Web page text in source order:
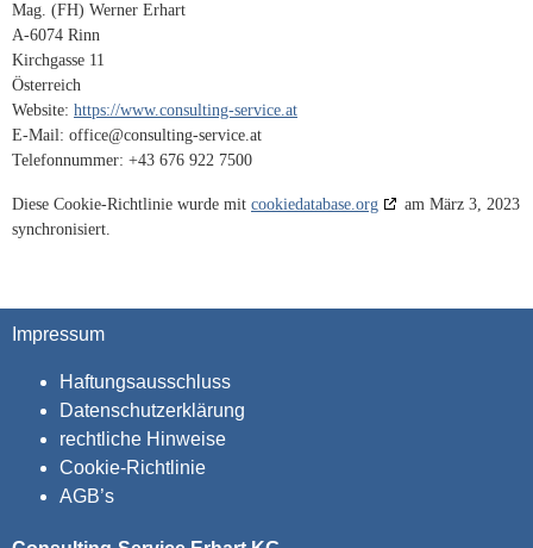
Mag. (FH) Werner Erhart
A-6074 Rinn
Kirchgasse 11
Österreich
Website: https://www.consulting-service.at
E-Mail: office@consulting-service.at
Telefonnummer: +43 676 922 7500
Diese Cookie-Richtlinie wurde mit cookiedatabase.org
am März 3, 2023
synchronisiert.
Impressum
Haftungsausschluss
Datenschutzerklärung
rechtliche Hinweise
Cookie-Richtlinie
AGB’s